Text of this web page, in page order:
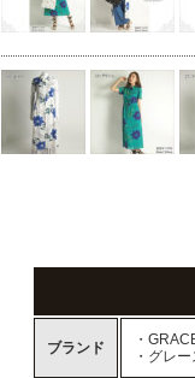
ブランド
・
・グレ